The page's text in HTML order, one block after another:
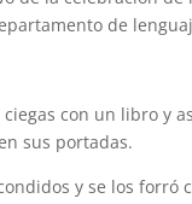
de
con un libro y
sus portadas.
y se los forró